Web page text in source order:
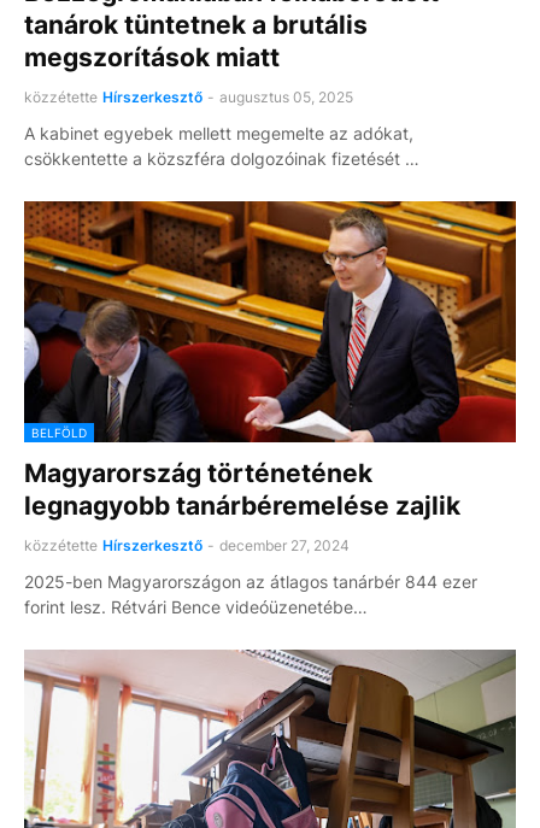
tanárok tüntetnek a brutális
megszorítások miatt
közzétette Hírszerkesztő - augusztus 05, 2025
A kabinet egyebek mellett megemelte az adókat,
csökkentette a közszféra dolgozóinak fizetését …
BELFÖLD
Magyarország történetének
legnagyobb tanárbéremelése zajlik
közzétette Hírszerkesztő - december 27, 2024
2025-ben Magyarországon az átlagos tanárbér 844 ezer
forint lesz. Rétvári Bence videóüzenetébe…